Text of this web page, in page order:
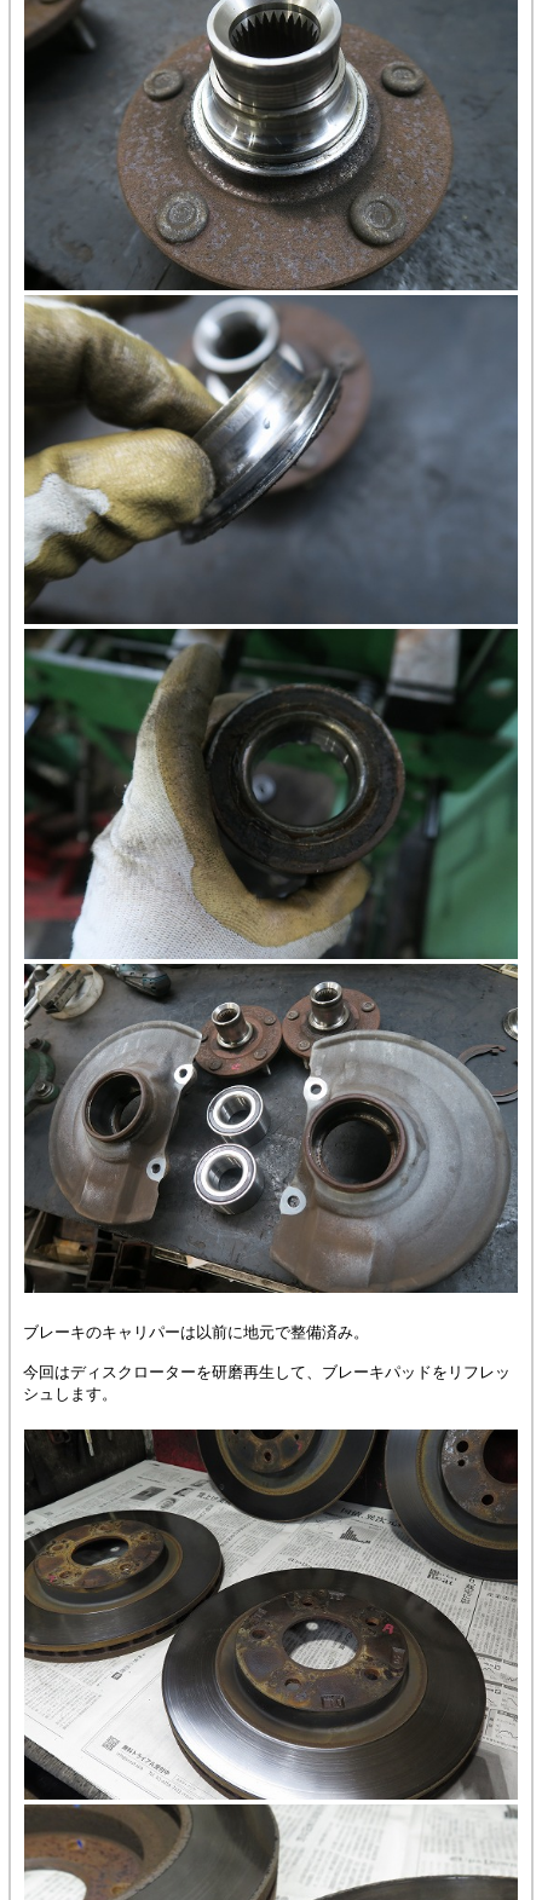
ブレーキのキャリパーは以前に地元で整備済み。
今回はディスクローターを研磨再生して、ブレーキパッドをリフレッ
シュします。